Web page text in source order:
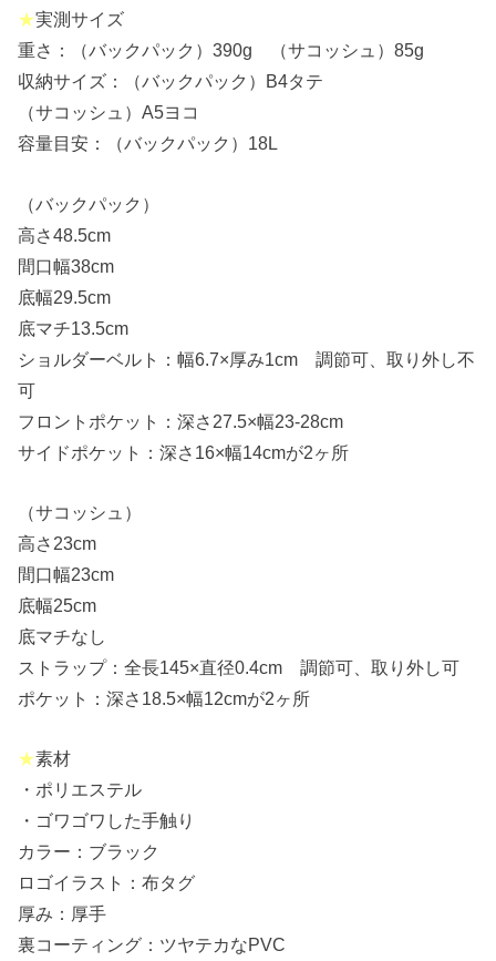
★実測サイズ
重さ：（バックパック）390g （サコッシュ）85g
収納サイズ：（バックパック）B4タテ
（サコッシュ）A5ヨコ
容量目安：（バックパック）18L
（バックパック）
高さ48.5cm
間口幅38cm
底幅29.5cm
底マチ13.5cm
ショルダーベルト：幅6.7×厚み1cm 調節可、取り外し不
可
フロントポケット：深さ27.5×幅23-28cm
サイドポケット：深さ16×幅14cmが2ヶ所
（サコッシュ）
高さ23cm
間口幅23cm
底幅25cm
底マチなし
ストラップ：全長145×直径0.4cm 調節可、取り外し可
ポケット：深さ18.5×幅12cmが2ヶ所
★素材
・ポリエステル
・ゴワゴワした手触り
カラー：ブラック
ロゴイラスト：布タグ
厚み：厚手
裏コーティング：ツヤテカなPVC